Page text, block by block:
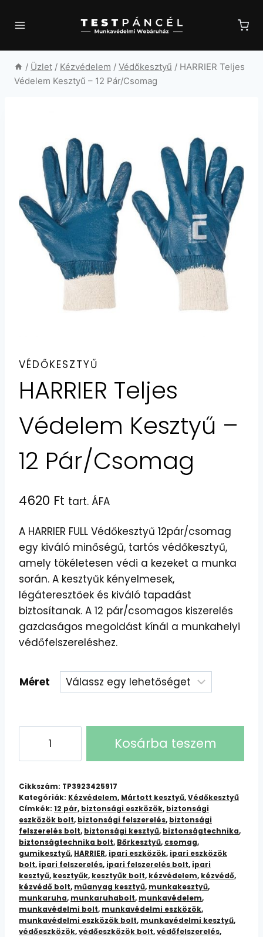
/ Üzlet / Kézvédelem / Védőkesztyű / HARRIER Teljes
Védelem Kesztyű – 12 Pár/Csomag
VÉDŐKESZTYŰ
HARRIER Teljes
Védelem Kesztyű –
12 Pár/Csomag
4620 Ft tart. ÁFA
A HARRIER FULL Védőkesztyű 12pár/csomag
egy kiváló minőségű, tartós védőkesztyű,
amely tökéletesen védi a kezeket a munka
során. A kesztyűk kényelmesek,
légáteresztőek és kiváló tapadást
biztosítanak. A 12 pár/csomagos kiszerelés
gazdaságos megoldást kínál a munkahelyi
védőfelszereléshez.
Méret
Védelem
Kesztyű
-
12
Pár/Csomag
mennyiség
Kosárba teszem
Cikkszám: TP3923425917
Kategóriák: Kézvédelem, Mártott kesztyű,Védőkesztyű
Címkék: 12 pár, biztonsági eszközök, biztonsági
eszközök bolt, biztonsági felszerelés, biztonsági
felszerelés bolt, biztonsági kesztyű, biztonságtechnika,
biztonságtechnika bolt, Bőrkesztyű, csomag,
gumikesztyű, HARRIER, ipari eszközök, ipari eszközök
bolt, ipari felszerelés, ipari felszerelés bolt, ipari
kesztyű, kesztyűk, kesztyűk bolt, kézvédelem, kézvédő,
kézvédő bolt, műanyag kesztyű, munkakesztyű,
munkaruha, munkaruhabolt, munkavédelem,
munkavédelmi bolt, munkavédelmi eszközök,
munkavédelmi eszközök bolt, munkavédelmi kesztyű,
védőeszközök,védőeszközök bolt,védőfelszerelés,